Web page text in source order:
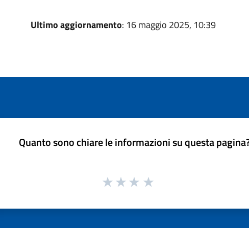
Ultimo aggiornamento: 16 maggio 2025, 10:39
Quanto sono chiare le informazioni su questa